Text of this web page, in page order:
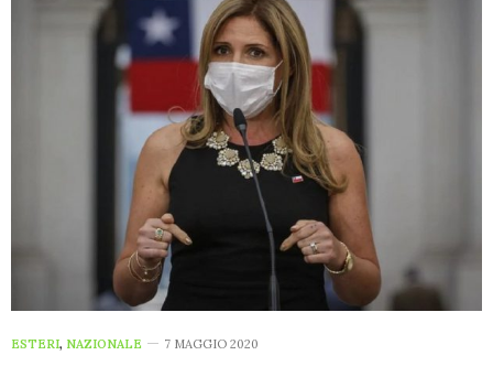
ESTERI, NAZIONALE 7 MAGGIO 2020